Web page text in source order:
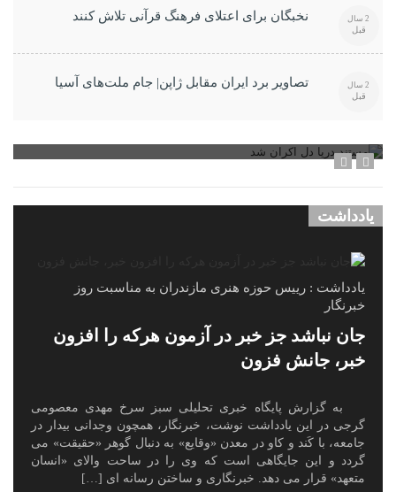
نخبگان برای اعتلای فرهنگ قرآنی تلاش کنند 2 سال
قبل
تصاویر برد ایران مقابل ژاپن| جام ملت‌های آسیا 2 سال
قبل
یادداشت
یادداشت : رییس حوزه هنری مازندران به مناسبت روز
خبرنگار
جان نباشد جز خبر در آزمون هرکه را افزون
خبر، جانش فزون
به گزارش پایگاه خبری تحلیلی سبز سرخ مهدی معصومی
گرجی در این یادداشت نوشت، خبرنگار، همچون وجدانی بیدار در
جامعه، با کَند و کاو در معدن «وقایع» به دنبال گوهر «حقیقت» می
گردد و این جایگاهی است که وی را در ساحت والای «انسان
متعهد» قرار می دهد. خبرنگاری و ساختن رسانه ای […]